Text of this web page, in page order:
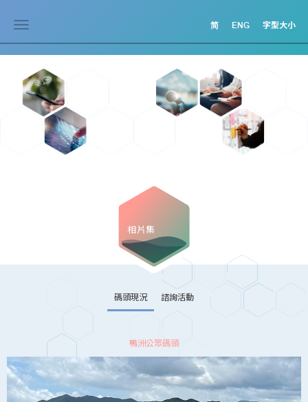
Toggle
简 ENG 字型大小
相片集
碼頭現況 諮詢活動
鴨洲公眾碼頭